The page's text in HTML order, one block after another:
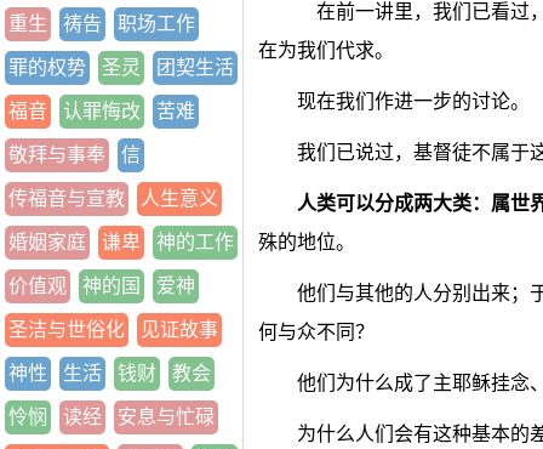
重生 祷告 职场工作
罪的权势 圣灵 团契生活
福音 认罪悔改 苦难
敬拜与事奉 信
传福音与宣教 人生意义
婚姻家庭 谦卑 神的工作
价值观 神的国 爱神
圣洁与世俗化 见证故事
神性 生活 钱财 教会
怜悯 读经 安息与忙碌
在前一讲里，我们已看过
在为我们代求。
现在我们作进一步的讨论。
我们已说过，基督徒不属于
人类可以分成两大类：属世
殊的地位。
他们与其他的人分别出来；
何与众不同？
他们为什么成了主耶稣挂念
为什么人们会有这种基本的